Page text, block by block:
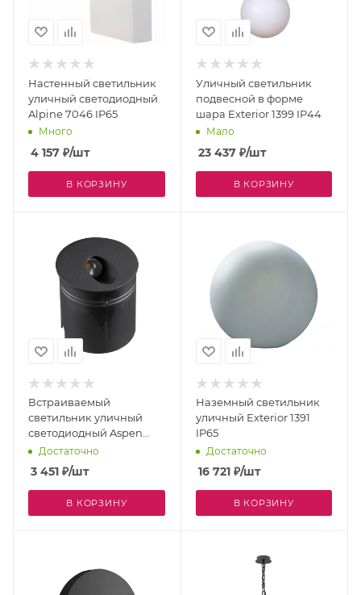
Настенный светильник
уличный светодиодный
Alpine 7046 IP65
Много
4 157 ₽/шт
В КОРЗИНУ
Уличный светильник
подвесной в форме
шара Exterior 1399 IP44
Мало
23 437₽/шт
В КОРЗИНУ
Встраиваемый
светильник уличный
светодиодный Aspen
7022 IP65
Достаточно
3 451 ₽/шт
В КОРЗИНУ
Наземный светильник
уличный Exterior 1391
IP65
Достаточно
16 721₽/шт
В КОРЗИНУ